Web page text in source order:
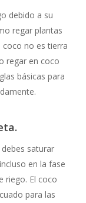
debido a su
regar plantas
coco no es tierra
regar en coco
básicas para
saturar
en la fase
riego. El coco
para las